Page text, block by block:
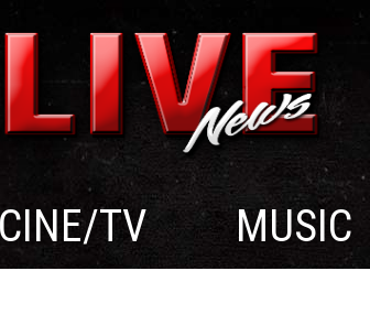
CINE/TV MUSIC